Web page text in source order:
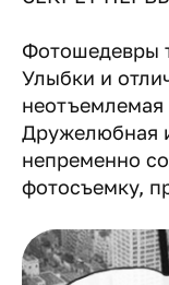
Фотошедевры
Улыбки и
неотъемлемая
Дружелюбная
непременно
фотосъемку,